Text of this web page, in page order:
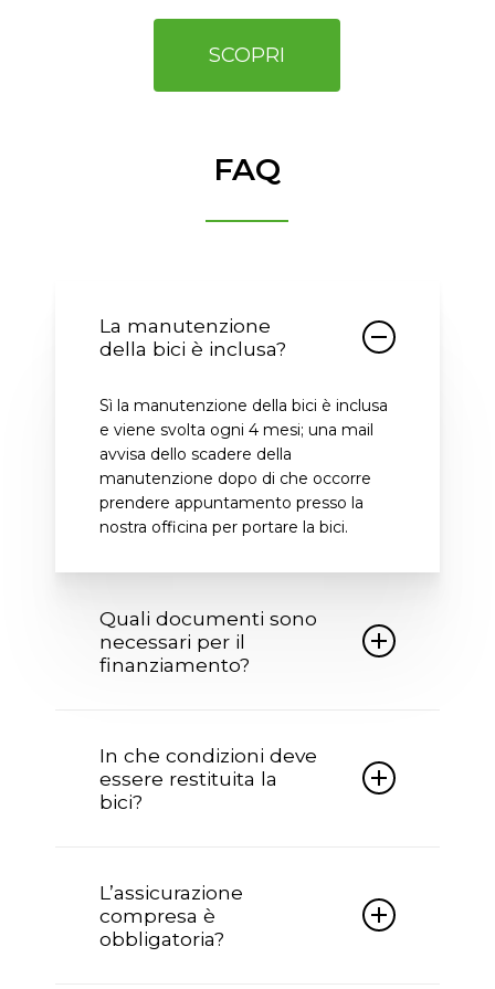
SCOPRI
FAQ
La manutenzione
della bici è inclusa?
Sì la manutenzione della bici è inclusa
e viene svolta ogni 4 mesi; una mail
avvisa dello scadere della
manutenzione dopo di che occorre
prendere appuntamento presso la
nostra officina per portare la bici.
Quali documenti sono
necessari per il
finanziamento?
occorre essere in possesso della carta
identità non scaduta, codice fiscale,
IBAN del proprio conto corrente e per
In che condizioni deve
essere restituita la
bici?
restituita in buone condizioni, con le
manutenzione programmate
eseguite insieme alla
documentazione e accessori originali.
L’assicurazione
compresa è
obbligatoria?